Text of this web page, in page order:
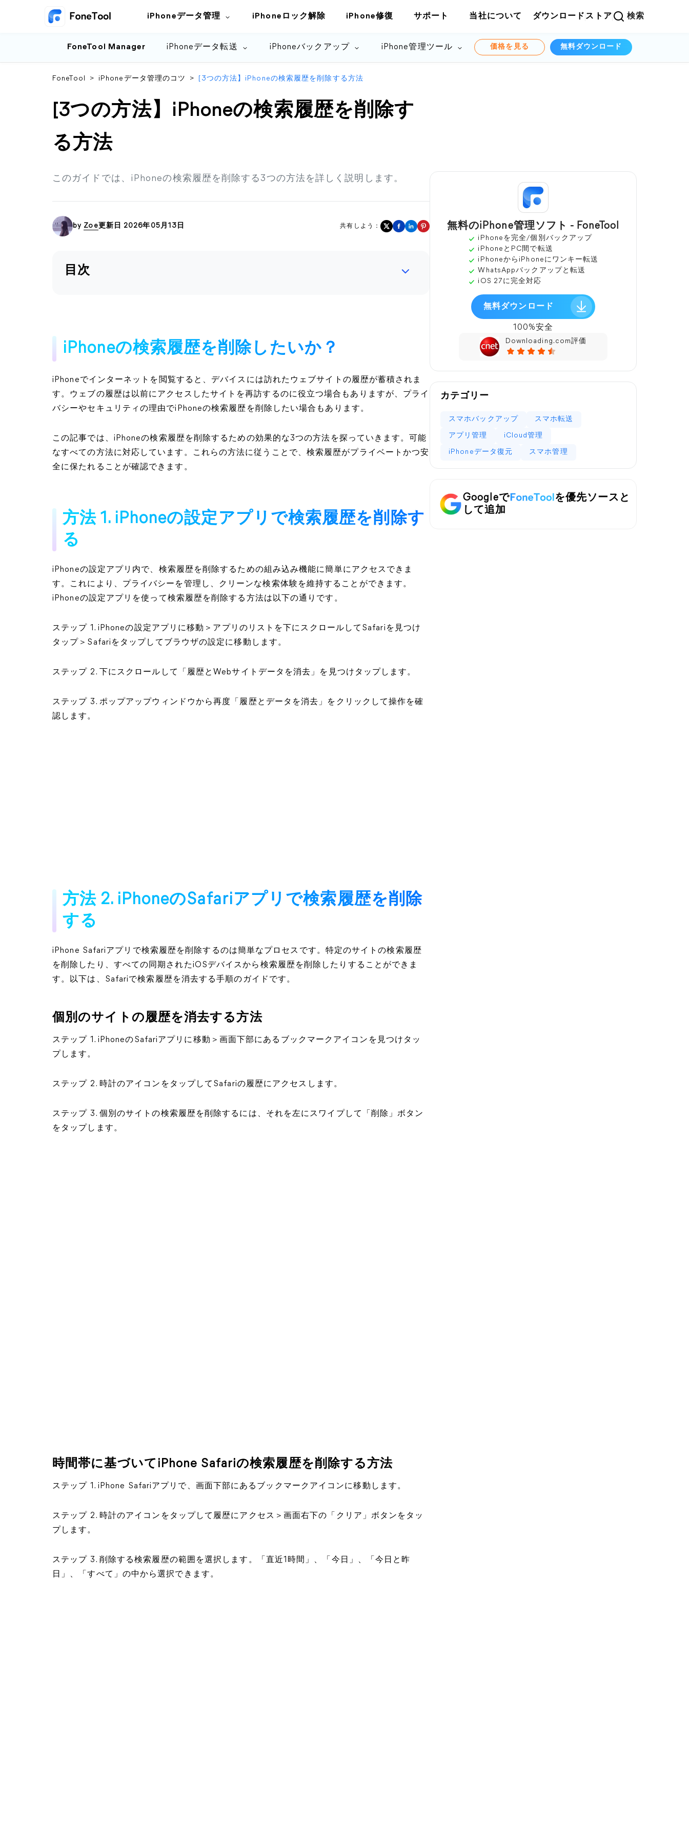
iPhoneデータ管理 iPhoneロック解除 iPhone修復 サポート 当社について ダウンロード ストア 検索
FoneTool Manager iPhoneデータ転送 iPhoneバックアップ iPhone管理ツール 価格を見る 無料ダウンロード
FoneTool > iPhoneデータ管理のコツ > [3つの方法】iPhoneの検索履歴を削除する方法
[3つの方法】iPhoneの検索履歴を削除す
る方法
このガイドでは、iPhoneの検索履歴を削除する3つの方法を詳しく説明します。
by Zoe更新日 2026年05月13日 共有しよう：
目次
iPhoneの検索履歴を削除したいか？
iPhoneでインターネットを閲覧すると、デバイスには訪れたウェブサイトの履歴が蓄積されま
す。ウェブの履歴は以前にアクセスしたサイトを再訪するのに役立つ場合もありますが、プライ
バシーやセキュリティの理由でiPhoneの検索履歴を削除したい場合もあります。
この記事では、iPhoneの検索履歴を削除するための効果的な3つの方法を探っていきます。可能
なすべての方法に対応しています。これらの方法に従うことで、検索履歴がプライベートかつ安
全に保たれることが確認できます。
方法 1. iPhoneの設定アプリで検索履歴を削除す
る
iPhoneの設定アプリ内で、検索履歴を削除するための組み込み機能に簡単にアクセスできま
す。これにより、プライバシーを管理し、クリーンな検索体験を維持することができます。
iPhoneの設定アプリを使って検索履歴を削除する方法は以下の通りです。
ステップ 1. iPhoneの設定アプリに移動＞アプリのリストを下にスクロールしてSafariを見つけ
タップ＞Safariをタップしてブラウザの設定に移動します。
ステップ 2. 下にスクロールして「履歴とWebサイトデータを消去」を見つけタップします。
ステップ 3. ポップアップウィンドウから再度「履歴とデータを消去」をクリックして操作を確
認します。
方法 2. iPhoneのSafariアプリで検索履歴を削除
する
iPhone Safariアプリで検索履歴を削除するのは簡単なプロセスです。特定のサイトの検索履歴
を削除したり、すべての同期されたiOSデバイスから検索履歴を削除したりすることができま
す。以下は、Safariで検索履歴を消去する手順のガイドです。
個別のサイトの履歴を消去する方法
ステップ 1. iPhoneのSafariアプリに移動＞画面下部にあるブックマークアイコンを見つけタッ
プします。
ステップ 2. 時計のアイコンをタップしてSafariの履歴にアクセスします。
ステップ 3. 個別のサイトの検索履歴を削除するには、それを左にスワイプして「削除」ボタン
をタップします。
時間帯に基づいてiPhone Safariの検索履歴を削除する方法
ステップ 1. iPhone Safariアプリで、画面下部にあるブックマークアイコンに移動します。
ステップ 2. 時計のアイコンをタップして履歴にアクセス＞画面右下の「クリア」ボタンをタッ
プします。
ステップ 3. 削除する検索履歴の範囲を選択します。「直近1時間」、「今日」、「今日と昨
日」、「すべて」の中から選択できます。
無料のiPhone管理ソフト - FoneTool
iPhoneを完全/個別バックアップ
iPhoneとPC間で転送
iPhoneからiPhoneにワンキー転送
WhatsAppバックアップと転送
iOS 27に完全対応
無料ダウンロード
100%安全
Downloading.com評価
カテゴリー
スマホバックアップ スマホ転送
アプリ管理 iCloud管理
iPhoneデータ復元 スマホ管理
Googleで
を優先ソースと
して追加